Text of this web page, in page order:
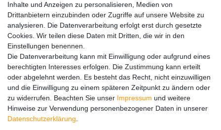
Inhalte und Anzeigen zu personalisieren, Medien von
Drittanbietern einzubinden oder Zugriffe auf unsere Website zu
analysieren. Die Datenverarbeitung erfolgt erst durch gesetzte
Cookies. Wir teilen diese Daten mit Dritten, die wir in den
Einstellungen benennen.
Die Datenverarbeitung kann mit Einwilligung oder aufgrund eines
berechtigten Interesses erfolgen. Die Zustimmung kann erteilt
oder abgelehnt werden. Es besteht das Recht, nicht einzuwilligen
und die Einwilligung zu einem späteren Zeitpunkt zu ändern oder
zu widerrufen. Beachten Sie unser Impressum und weitere
Hinweise zur Verwendung personenbezogener Daten in unserer
Daten­schutz­erklärung
Hinweise zur Batterieentsorgung
Im Zusammenhang mit dem Vertrieb von Batterien oder mit
der Lieferung von Geräten, die Batterien enthalten, sind wir
verpflichtet, Sie auf folgendes hinzuweisen:
Sie sind zur Rückgabe gebrauchter Batterien als Endnutzer
gesetzlich verpflichtet. Sie können Altbatterien, die wir als
Neubatterien im Sortiment führen oder geführt haben,
unentgeltlich an unserem Versandlager (Versandadresse)
zurückgeben. Die auf den Batterien abgebildeten Symbole
haben folgende Bedeutung:
Das Symbol der durchgekreuzten Mülltonne bedeutet, dass